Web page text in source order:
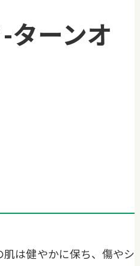
ターンオ
は健やかに保ち、傷やシ